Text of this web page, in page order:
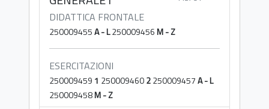
DIDATTICA FRONTALE
250009455A - L250009456M - Z
ESERCITAZIONI
250009459 1 2500094602250009457A - L
250009458M - Z